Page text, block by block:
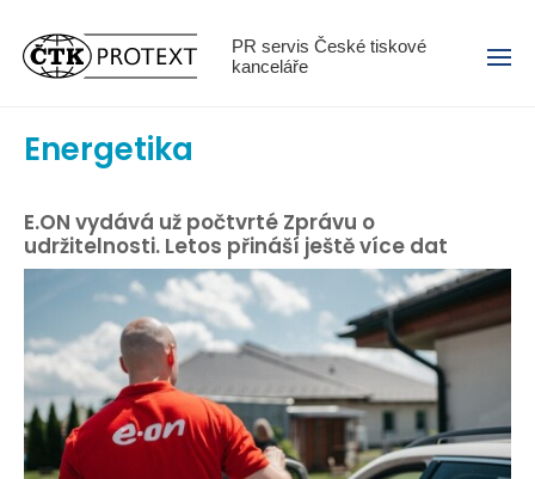
PR servis České tiskové
kanceláře
Menu
Energetika
E.ON vydává už počtvrté Zprávu o
udržitelnosti. Letos přináší ještě více dat